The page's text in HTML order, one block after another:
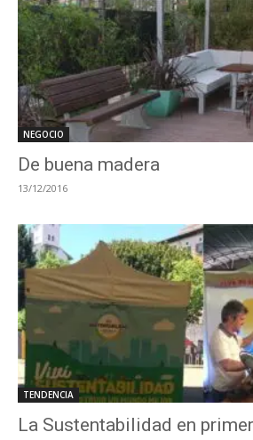
NEGOCIO
De buena madera
13/12/2016
TENDENCIA
La Sustentabilidad en